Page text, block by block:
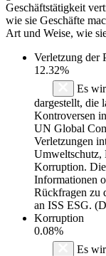
Geschäftstätigkeit
wie sie Geschäfte
Art und Weise, wie
Verletzung der
12.32%
Es
dargestellt, die
Kontroversen
UN Global
Verletzungen
Umweltschutz,
Korruption. Die
Informationen
Rückfragen zu
an ISS ESG.
Korruption
0.08%
Es